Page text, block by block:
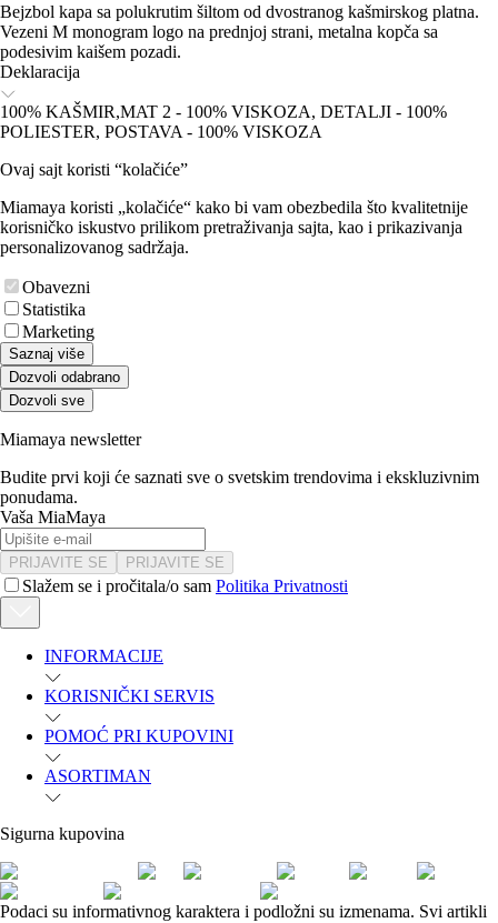
Bejzbol kapa sa polukrutim šiltom od dvostranog kašmirskog platna.
Vezeni M monogram logo na prednjoj strani, metalna kopča sa
podesivim kaišem pozadi.
Deklaracija
100% KAŠMIR,MAT 2 - 100% VISKOZA, DETALJI - 100%
POLIESTER, POSTAVA - 100% VISKOZA
Ovaj sajt koristi “kolačiće”
Miamaya koristi „kolačiće“ kako bi vam obezbedila što kvalitetnije
korisničko iskustvo prilikom pretraživanja sajta, kao i prikazivanja
personalizovanog sadržaja.
Obavezni
Statistika
Marketing
Saznaj više
Dozvoli odabrano
Dozvoli sve
Miamaya newsletter
Budite prvi koji će saznati sve o svetskim trendovima i ekskluzivnim
ponudama.
Vaša MiaMaya
PRIJAVITE SE PRIJAVITE SE
Slažem se i pročitala/o sam Politika Privatnosti
INFORMACIJE
KORISNIČKI SERVIS
POMOĆ PRI KUPOVINI
ASORTIMAN
Sigurna kupovina
Podaci su informativnog karaktera i podložni su izmenama. Svi artikli